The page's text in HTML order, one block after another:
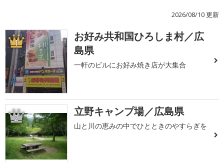
2026/08/10 更新
1
お好み共和国ひろしま村／広
島県
一軒のビルにお好み焼き店が大集合
2 立野キャンプ場／広島県
山と川の恵みの中でひとときのやすらぎを